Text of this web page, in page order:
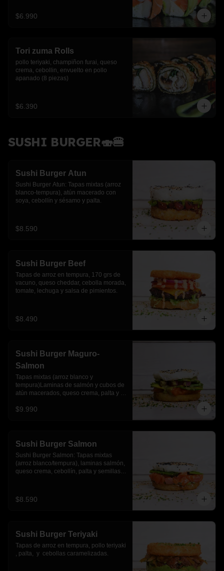
$6.990
Tori zuma Rolls
pollo teriyaki, champiñon furai, queso
crema, cebollin, envuelto en pollo
apanado (8 piezas)
$6.390
SUSHI BURGER🍣🍔
Sushi Burger Atun
Sushi Burger Atun: Tapas mixtas (arroz
blanco-tempura), atún macerado con
soya, cebollín y sésamo y palta.
$8.590
Sushi Burger Beef
Tapas de arroz en tempura, 170 grs de
vacuno, queso cheddar, cebolla morada,
tomate, lechuga y salsa de pimientos.
$8.490
Sushi Burger Maguro-
Salmon
Tapas mixtas (arroz blanco y
tempura)Laminas de salmón y cubos de
atún macerados, queso crema, palta y
$9.990
Sushi Burger Salmon
Sushi Burger Salmon: Tapas mixtas
(arroz blanco/tempura), laminas salmón,
queso crema, cebollín, palta y semillas
$8.590
Sushi Burger Teriyaki
Tapas de arroz en tempura, pollo teriyaki
, palta,  y  cebollas caramelizadas.